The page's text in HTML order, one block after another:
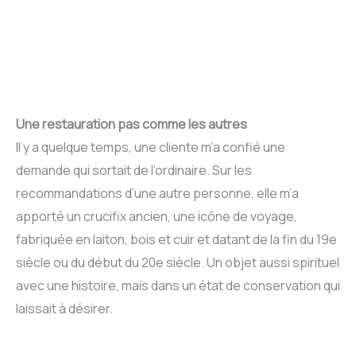
Une restauration pas comme les autres
Il y a quelque temps, une cliente m’a confié une
demande qui sortait de l’ordinaire. Sur les
recommandations d’une autre personne, elle m’a
apporté un crucifix ancien, une icône de voyage,
fabriquée en laiton, bois et cuir et datant de la fin du 19e
siècle ou du début du 20e siècle. Un objet aussi spirituel
avec une histoire, mais dans un état de conservation qui
laissait à désirer.